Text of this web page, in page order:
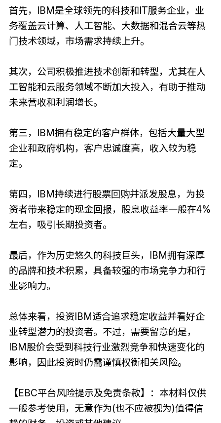
首先，IBM是全球领先的科技和IT服务企业，业
务覆盖云计算、人工智能、大数据和混合云等热
门技术领域，市场需求持续上升。
其次，公司积极推进技术创新和转型，尤其在人
工智能和云服务领域不断加大投入，有助于推动
未来营收和利润增长。
第三，IBM拥有稳定的客户群体，包括大量大型
企业和政府机构，客户忠诚度高，收入较为稳
定。
第四，IBM持续进行股票回购并派发股息，为投
资者带来稳定的现金回报，股息收益率一般在4%
左右，吸引长期投资者。
最后，作为历史悠久的科技巨头，IBM拥有深厚
的品牌和技术积累，具备较强的市场竞争力和行
业影响力。
总体来看，投资IBM适合追求稳定收益并看好企
业转型潜力的投资者。不过，需要留意的是，
IBM股价会受到科技行业激烈竞争和快速变化的
影响，因此投资时仍需谨慎权衡相关风险。
【EBC平台风险提示及免责条款】：本材料仅供
一般参考使用，无意作为(也不应被视为)值得信